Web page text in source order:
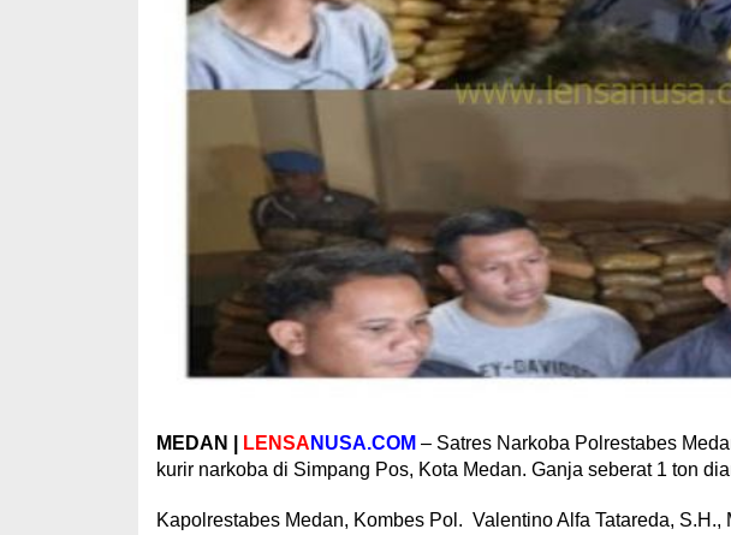
MEDAN | LENSA NUSA.COM – Satres Narkoba Polrestabes
kurir narkoba di Simpang Pos, Kota Medan. Ganja seberat 1 ton
Kapolrestabes Medan, Kombes Pol. Valentino Alfa Tatareda, S.H.,